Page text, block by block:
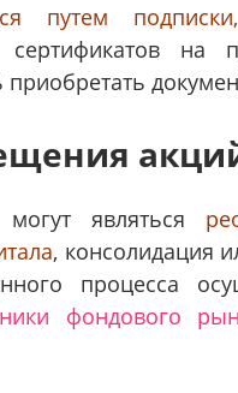
путем
сертификатов
являться
, консолидация
процесса
фондового